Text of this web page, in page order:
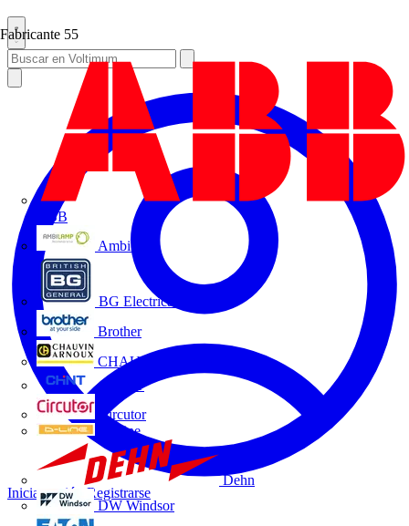
Fabricante 55
ABB
Ambilamp
BG Electrical
Brother
CHAUVIN ARNOUX
CHINT
Circutor
D-Line
Dehn
DW Windsor
Iniciar sesión Registrarse